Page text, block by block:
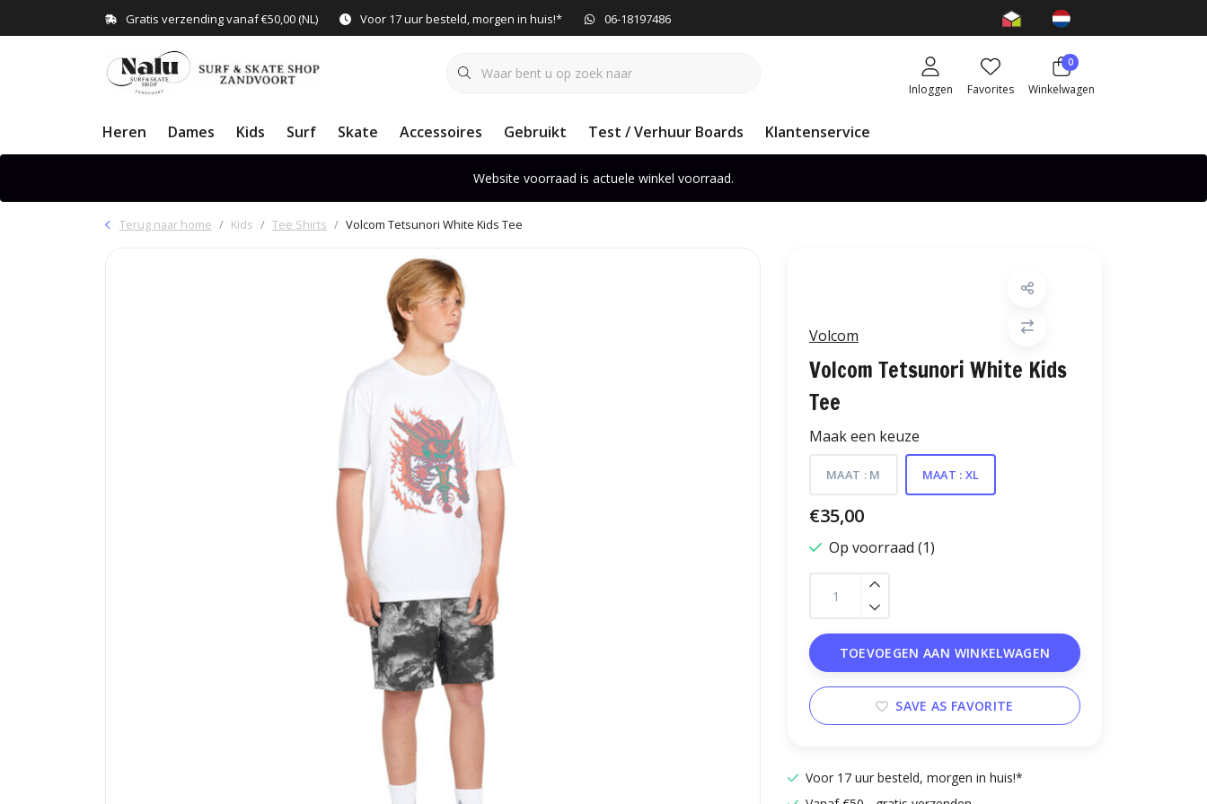
Gratis verzending vanaf €50,00 (NL) Voor 17 uur besteld, morgen in huis!* 06-18197486
Inloggen Favorites
0
Winkelwagen
Heren Dames Kids Surf Skate Accessoires Gebruikt Test / Verhuur Boards Klantenservice
Website voorraad is actuele winkel voorraad.
Terug naar home Kids Tee Shirts Volcom Tetsunori White Kids Tee
Volcom
Volcom Tetsunori White Kids
Tee
Maak een keuze
MAAT : M MAAT : XL
€35,00
Op voorraad (1)
TOEVOEGEN AAN WINKELWAGEN
SAVE AS FAVORITE
Voor 17 uur besteld, morgen in huis!*